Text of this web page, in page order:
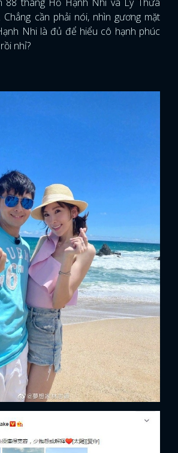
cần phải nói, nhìn gương mặt
Nhi là đủ để hiểu cô hạnh phúc
nhỉ?